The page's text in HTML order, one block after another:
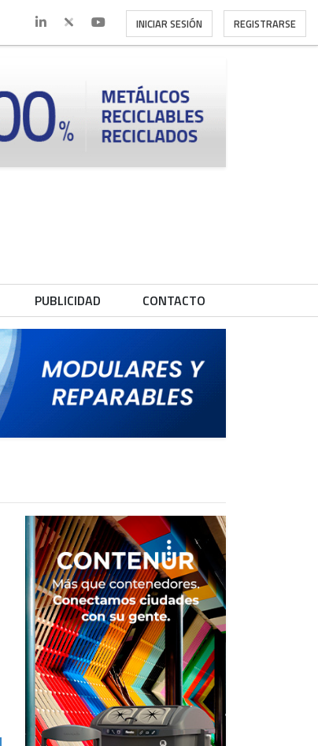
INICIAR SESIÓN REGISTRARSE
PUBLICIDAD CONTACTO